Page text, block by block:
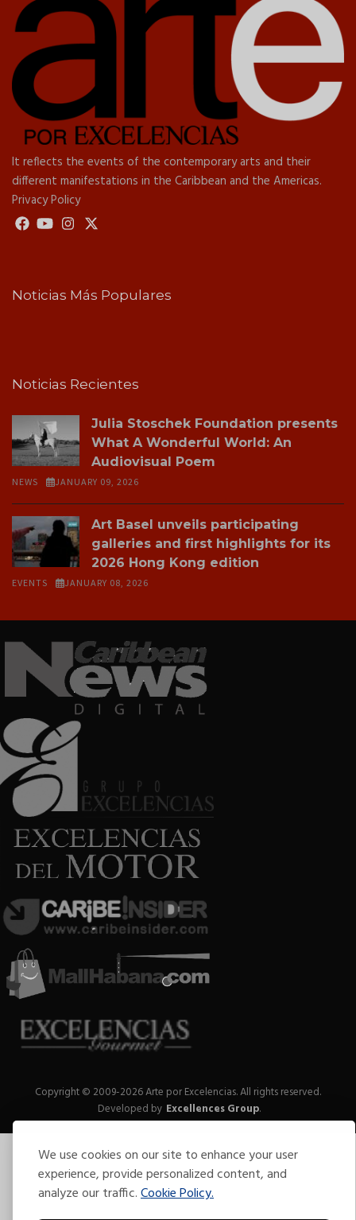
We use cookies on our site to enhance your user
experience, provide personalized content, and
analyze our traffic.Cookie Policy.
It reflects the events of the contemporary arts and their
different manifestations in the Caribbean and the Americas.
Privacy Policy
Noticias Más Populares
Noticias Recientes
Julia Stoschek Foundation presents
What A Wonderful World: An
Audiovisual Poem
NEWS JANUARY 09, 2026
Art Basel unveils participating
galleries and first highlights for its
2026 Hong Kong edition
EVENTS JANUARY 08, 2026
Copyright © 2009-2026 Arte por Excelencias.All rights reserved.
Developed by Excellences Group.